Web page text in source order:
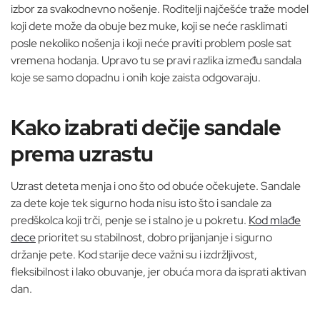
izbor za svakodnevno nošenje. Roditelji najčešće traže model
koji dete može da obuje bez muke, koji se neće rasklimati
posle nekoliko nošenja i koji neće praviti problem posle sat
vremena hodanja. Upravo tu se pravi razlika između sandala
koje se samo dopadnu i onih koje zaista odgovaraju.
Kako izabrati dečije sandale
prema uzrastu
Uzrast deteta menja i ono što od obuće očekujete. Sandale
za dete koje tek sigurno hoda nisu isto što i sandale za
predškolca koji trči, penje se i stalno je u pokretu. Kod mlađe
deceprioritet su stabilnost, dobro prijanjanje i sigurno
držanje pete. Kod starije dece važni su i izdržljivost,
fleksibilnost i lako obuvanje, jer obuća mora da isprati aktivan
dan.